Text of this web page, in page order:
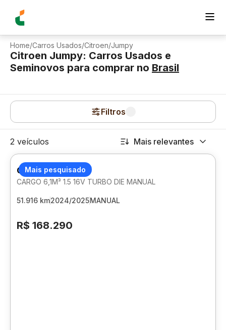
Home/Carros Usados/Citroen/Jumpy
Citroen Jumpy: Carros Usados e
Seminovos para comprar no Brasil
Filtros
2 veículos Mais relevantes
Mais pesquisado
CITROEN JUMPY
CARGO 6,1M³ 1.5 16V TURBO DIE MANUAL
51.916 km2024/2025MANUAL
R$ 168.290